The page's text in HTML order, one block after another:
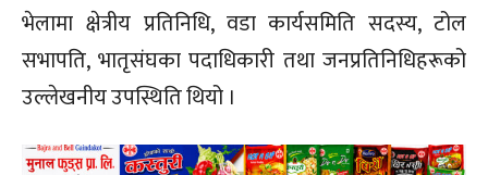
भेलामा क्षेत्रीय प्रतिनिधि, वडा कार्यसमिति सदस्य, टोल
सभापति, भातृसंघका पदाधिकारी तथा जनप्रतिनिधिहरूको
उल्लेखनीय उपस्थिति थियो ।